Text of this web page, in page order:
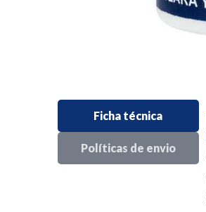
Ficha técnica
Políticas de envio